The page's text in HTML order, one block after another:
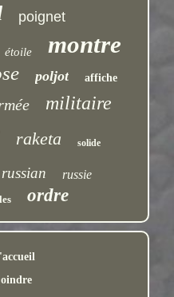
poignet
étoile montre
poljot affiche
militaire
raketa solide
russian russie
ordre